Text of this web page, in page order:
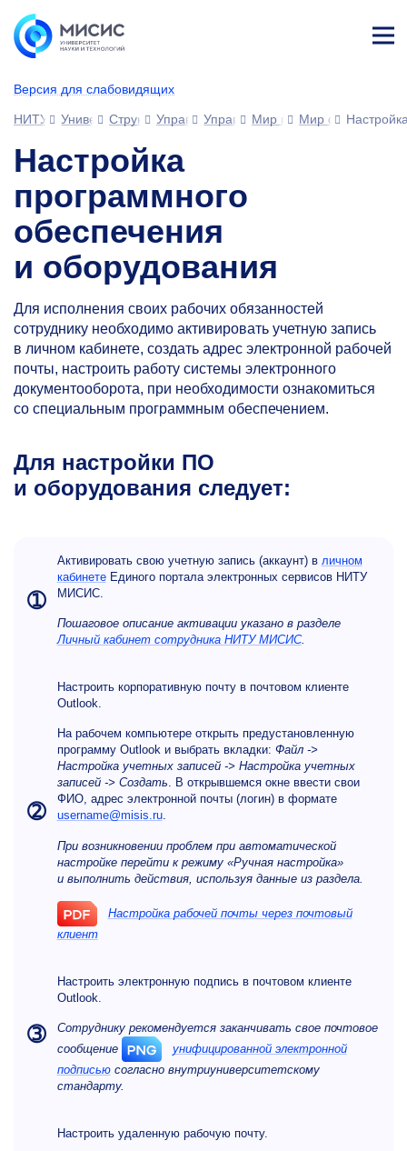
Версия для слабовидящих
ине
НИТУ МИСИСУниверситетСтруктура университета
УправленияУправление развития
Мир возможностей
Мир сотрудника
Настройка
программного
обеспечения
и оборудования
Для исполнения своих рабочих обязанностей
сотруднику необходимо активировать учетную запись
в личном кабинете, создать адрес электронной рабочей
почты, настроить работу системы электронного
документооборота, при необходимости ознакомиться
со специальным программным обеспечением.
Для настройки ПО
и оборудования следует:
➀
Активировать свою учетную запись (аккаунт) в личном
кабинетеЕдиного портала электронных сервисов НИТУ
МИСИС.
Пошаговое описание активации указано в разделе
Личный кабинет сотрудника НИТУ МИСИС.
➁
Настроить корпоративную почту в почтовом клиенте
Outlook.
На рабочем компьютере открыть предустановленную
программу Outlook и выбрать вкладки: Файл ->
Настройка учетных записей -> Настройка учетных
записей -> Создать. В открывшемся окне ввести свои
ФИО, адрес электронной почты (логин) в формате
username@misis.ru.
При возникновении проблем при автоматической
настройке перейти к режиму «Ручная настройка»
и выполнить действия, используя данные из раздела.
Настройка рабочей почты через почтовый
клиент
➂
Настроить электронную подпись в почтовом клиенте
Outlook.
Сотруднику рекомендуется заканчивать свое почтовое
сообщение
унифицированной электронной
подписьюсогласно внутриуниверситетскому
стандарту.
Настроить удаленную рабочую почту.